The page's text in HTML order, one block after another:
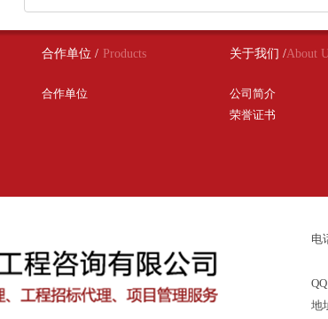
合作单位 / Products
合作单位
关于我们 /About
公司简介
荣誉证书
电
地